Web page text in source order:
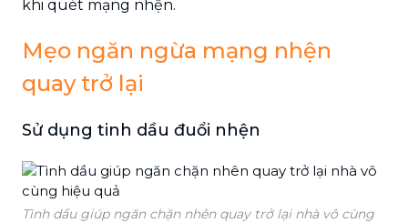
khi quét mạng nhện.
Mẹo ngăn ngừa mạng nhện
quay trở lại
Sử dụng tinh dầu đuổi nhện
Tình dầu giúp ngăn chặn nhên quay trở lại nhà vô cùng